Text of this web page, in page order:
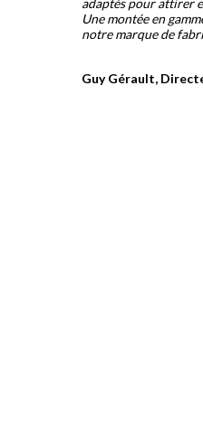
Une montée en
notre marque de
Guy Gérault,